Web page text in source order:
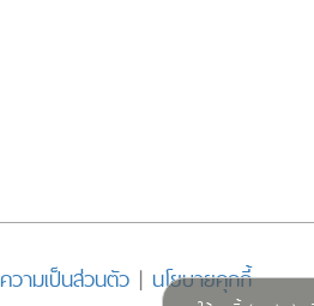
ความเป็นส่วนตัว| นโยบายคุกกี้